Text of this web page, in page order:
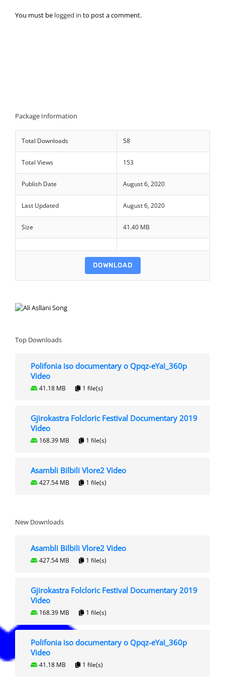
You must be logged in to post a comment.
Package Information
Total Downloads 58
Total Views 153
Publish Date August 6, 2020
Last Updated August 6, 2020
Size 41.40 MB
DOWNLOAD
Top Downloads
Polifonia iso documentary o Qpqz-eYaI_360p
Video
41.18 MB 1 file(s)
Gjirokastra Folcloric Festival Documentary 2019
Video
168.39 MB 1 file(s)
Asambli Bilbili Vlore2 Video
427.54 MB 1 file(s)
New Downloads
Asambli Bilbili Vlore2 Video
427.54 MB 1 file(s)
Gjirokastra Folcloric Festival Documentary 2019
Video
168.39 MB 1 file(s)
Polifonia iso documentary o Qpqz-eYaI_360p
Video
41.18 MB 1 file(s)